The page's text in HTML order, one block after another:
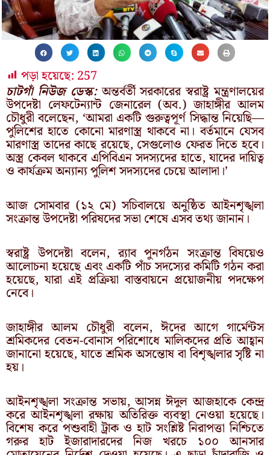
পড়া হয়েছে: 257
চাটগাঁ নিউজ ডেস্ক:অন্তর্বর্তী সরকারের স্বরাষ্ট্র মন্ত্রণালয়ের
উপদেষ্টা লেফটেন্যান্ট জেনারেল (অব.) জাহাঙ্গীর আলম
চৌধুরী বলেছেন, ‘আমরা একটি গুরুত্বপূর্ণ সিদ্ধান্ত নিয়েছি—
পুলিশের হাতে কোনো মারণাস্ত্র থাকবে না। বর্তমানে যেসব
মারণাস্ত্র তাদের কাছে রয়েছে, সেগুলোও ফেরত দিতে হবে।
অস্ত্র কেবল থাকবে এপিবিএন সদস্যদের হাতে, যাদের দায়িত্ব
ও কার্যক্রম অন্যান্য পুলিশ সদস্যদের চেয়ে আলাদা।’
আজ সোমবার (১২ মে) সচিবালয়ে অনুষ্ঠিত আইনশৃঙ্খলা
সংক্রান্ত উপদেষ্টা পরিষদের সভা শেষে এসব তথ্য জানান।
স্বরাষ্ট্র উপদেষ্টা বলেন, র‌্যাব পুনর্গঠন সংক্রান্ত বিষয়েও
আলোচনা হয়েছে এবং একটি পাঁচ সদস্যের কমিটি গঠন করা
হয়েছে, যারা এই প্রক্রিয়া বাস্তবায়নে প্রয়োজনীয় পদক্ষেপ
নেবে।
জাহাঙ্গীর আলম চৌধুরী বলেন, ঈদের আগে গার্মেন্টস
শ্রমিকদের বেতন-বোনাস পরিশোধে মালিকদের প্রতি আহ্বান
জানানো হয়েছে, যাতে শ্রমিক অসন্তোষ বা বিশৃঙ্খলার সৃষ্টি না
হয়।
আইনশৃঙ্খলা সংক্রান্ত সভায়, আসন্ন ঈদুল আজহাকে কেন্দ্র
করে আইনশৃঙ্খলা রক্ষায় অতিরিক্ত ব্যবস্থা নেওয়া হয়েছে।
বিশেষ করে পশুবাহী ট্রাক ও হাট সংশ্লিষ্ট নিরাপত্তা নিশ্চিতে
গরুর হাট ইজারাদারদের নিজ খরচে ১০০ আনসার